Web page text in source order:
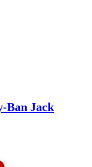
Ban Jack